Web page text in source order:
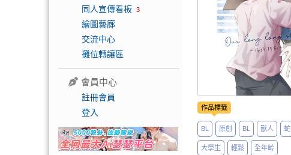
同人宣傳看板 3
繪圖藝廊
交流中心
攤位轉讓區
會員中心
註冊會員
登入
作品標籤
BL 原創 BL 獸人 蛇
大學生 輕鬆 全年齡